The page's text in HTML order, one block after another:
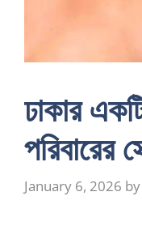
ঢাকার
পরিবারের
January 6, 2026 by